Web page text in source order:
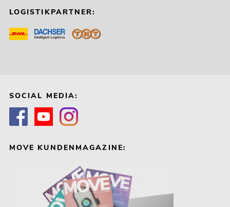
LOGISTIKPARTNER:
SOCIAL MEDIA:
MOVE KUNDENMAGAZINE: